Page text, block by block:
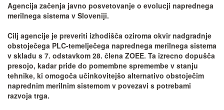
Agencija začenja javno posvetovanje o evolucji naprednega
merilnega sistema v Sloveniji.
Cilj agencije je preveriti izhodišča oziroma okvir nadgradnje
obstoječega PLC-temelječega naprednega merilnega sistema
v skladu s 7. odstavkom 28. člena ZOEE. Ta izrecno dopušča
presojo, kadar pride do pomembne spremembe v stanju
tehnike, ki omogoča učinkovitejšo alternativo obstoječim
naprednim merilnim sistemom v povezavi s potrebami
razvoja trga.